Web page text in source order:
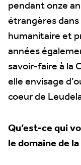
pendant onze
étrangères dans
humanitaire et
années
savoir-faire à la
elle envisage
coeur de
Qu’est-ce qui
le domaine de